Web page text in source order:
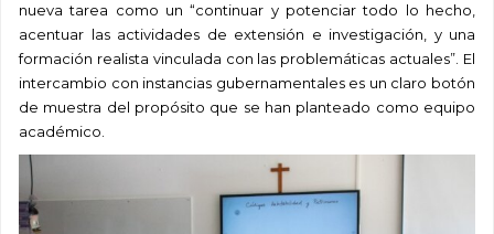
nueva tarea como un “continuar y potenciar todo lo hecho,
acentuar las actividades de extensión e investigación, y una
formación realista vinculada con las problemáticas actuales”. El
intercambio con instancias gubernamentales es un claro botón
de muestra del propósito que se han planteado como equipo
académico.